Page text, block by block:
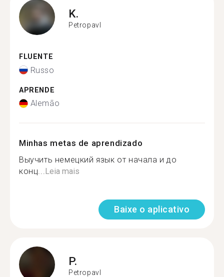
K.
Petropavl
FLUENTE
Russo
APRENDE
Alemão
Minhas metas de aprendizado
Выучить немецкий язык от начала и до
конц...Leia mais
Baixe o aplicativo
P.
Petropavl